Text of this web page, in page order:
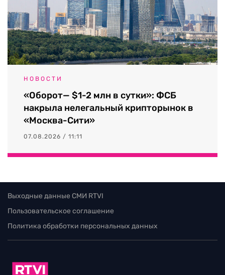
НОВОСТИ
«Оборот— $1-2 млн в сутки»: ФСБ
накрыла нелегальный крипторынок в
«Москва-Сити»
07.08.2026 / 11:11
Выходные данные СМИ RTVI
Пользовательское соглашение
Политика обработки персональных данных